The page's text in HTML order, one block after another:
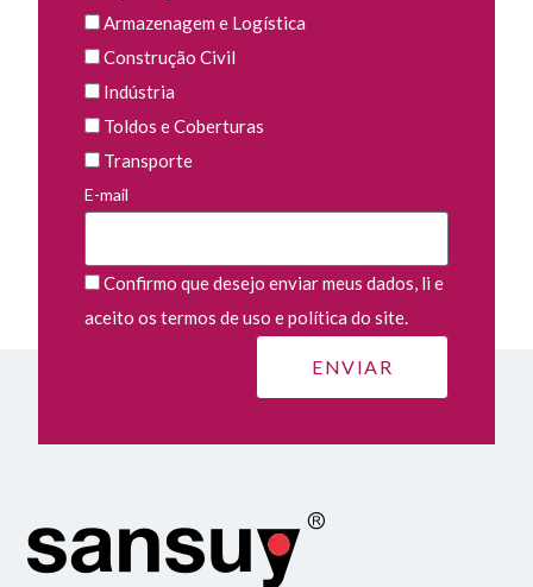
Armazenagem e Logística
Construção Civil
Indústria
Toldos e Coberturas
Transporte
E-mail
Confirmo que desejo enviar meus dados, li e
aceito os termos de uso e política do site.